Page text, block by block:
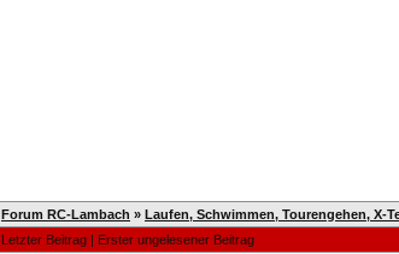
Forum RC-Lambach » Laufen, Schwimmen, Tourengehen, X-
Letzter Beitrag | Erster ungelesener Beitrag